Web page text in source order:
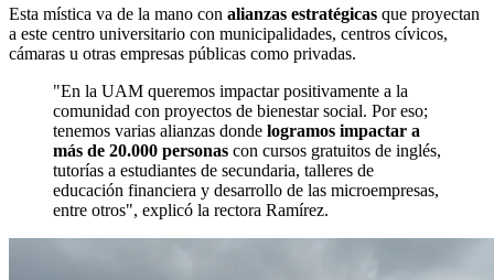
Esta mística va de la mano con alianzas estratégicas que proyectan
a este centro universitario con municipalidades, centros cívicos,
cámaras u otras empresas públicas como privadas.
"En la UAM queremos impactar positivamente a la
comunidad con proyectos de bienestar social. Por eso;
tenemos varias alianzas donde logramos impactar a
más de 20.000 personas con cursos gratuitos de inglés,
tutorías a estudiantes de secundaria, talleres de
educación financiera y desarrollo de las microempresas,
entre otros", explicó la rectora Ramírez.